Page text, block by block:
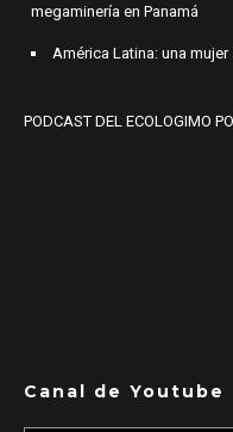
megaminería en Panamá
América Latina: una
PODCAST DEL ECOLOGIMO
Canal de Youtube